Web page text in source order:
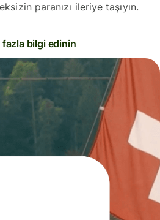
paranızı ileriye taşıyın.
fazla bilgi edinin